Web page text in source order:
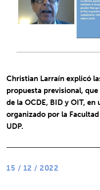
Christian Larraín explicó
propuesta previsional,
de la OCDE, BID y OIT,
organizado por la
UDP.
15 / 12 / 2022